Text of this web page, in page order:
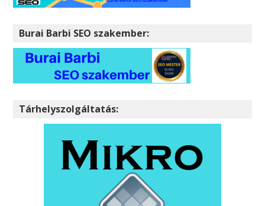
Burai Barbi SEO szakember:
Tárhelyszolgáltatás: